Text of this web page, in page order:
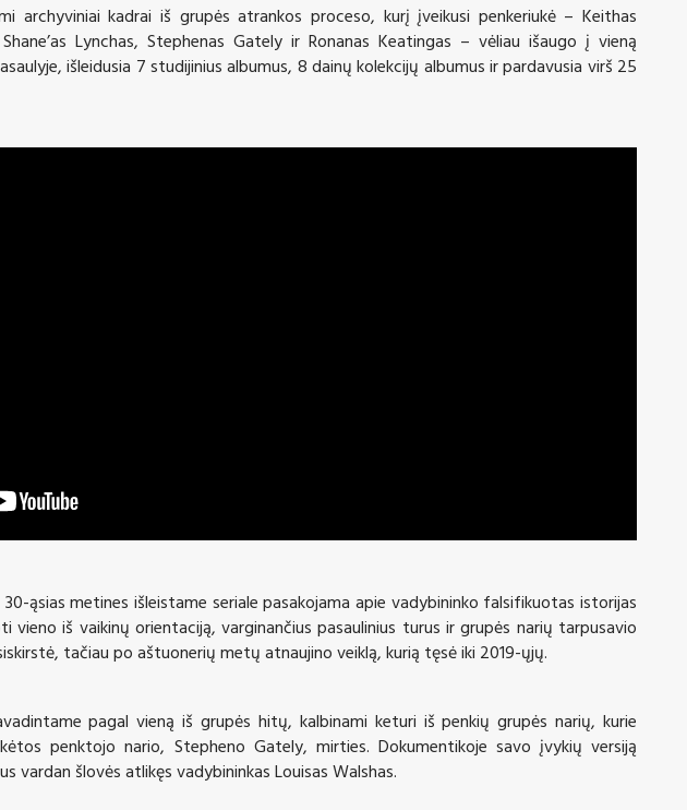
archyviniai kadrai iš grupės atrankos proceso, kurį įveikusi penkeriukė – Keithas
Lynchas, Stephenas Gately ir Ronanas Keatingas – vėliau išaugo į vieną
išleidusia 7 studijinius albumus, 8 dainų kolekcijų albumus ir pardavusia virš 25
0-ąsias metines išleistame seriale pasakojama apie vadybininko falsifikuotas istorijas
vieno iš vaikinų orientaciją, varginančius pasaulinius turus ir grupės narių tarpusavio
tačiau po aštuonerių metų atnaujino veiklą, kurią tęsė iki 2019-ųjų.
pagal vieną iš grupės hitų, kalbinami keturi iš penkių grupės narių, kurie
penktojo nario, Stepheno Gately, mirties. Dokumentikoje savo įvykių versiją
vardan šlovės atlikęs vadybininkas Louisas Walshas.